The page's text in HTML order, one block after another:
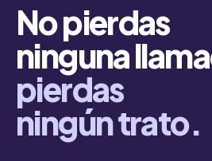
No pierdas
ninguna
pierdas
ningún trato.